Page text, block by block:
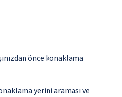
önce konaklama
yerini araması ve